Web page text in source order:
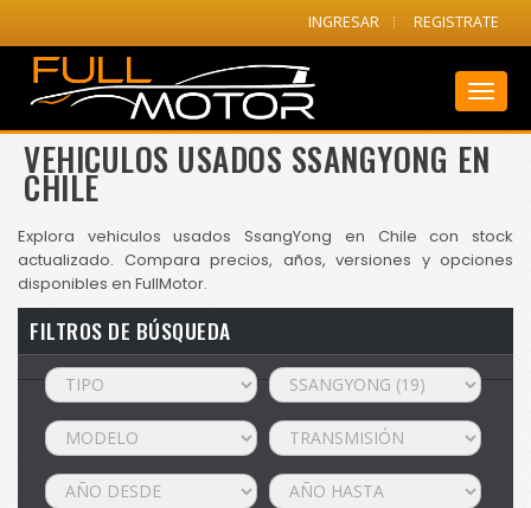
INGRESAR REGISTRATE
VEHICULOS USADOS SSANGYONG EN
CHILE
Explora vehiculos usados SsangYong en Chile con stock
actualizado. Compara precios, años, versiones y opciones
disponibles en FullMotor.
FILTROS DE BÚSQUEDA